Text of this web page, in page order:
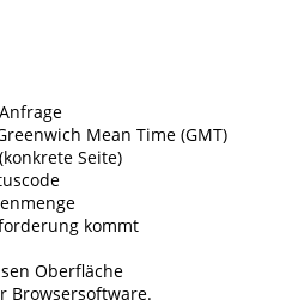
Mean Time (GMT)
Seite)
kommt
Oberfläche
Browsersoftware.